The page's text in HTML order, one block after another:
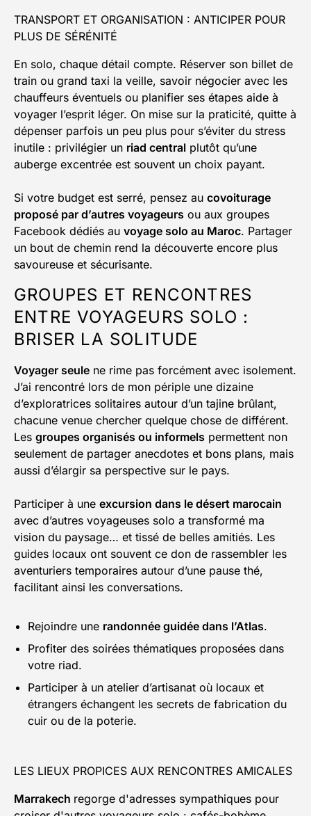
TRANSPORT ET ORGANISATION : ANTICIPER POUR
PLUS DE SÉRÉNITÉ
En solo, chaque détail compte. Réserver son billet de
train ou grand taxi la veille, savoir négocier avec les
chauffeurs éventuels ou planifier ses étapes aide à
voyager l’esprit léger. On mise sur la praticité, quitte à
dépenser parfois un peu plus pour s’éviter du stress
inutile : privilégier un riad central plutôt qu’une
auberge excentrée est souvent un choix payant.
Si votre budget est serré, pensez au covoiturage
proposé par d’autres voyageurs ou aux groupes
Facebook dédiés au voyage solo au Maroc. Partager
un bout de chemin rend la découverte encore plus
savoureuse et sécurisante.
GROUPES ET RENCONTRES
ENTRE VOYAGEURS SOLO :
BRISER LA SOLITUDE
Voyager seule ne rime pas forcément avec isolement.
J’ai rencontré lors de mon périple une dizaine
d’exploratrices solitaires autour d’un tajine brûlant,
chacune venue chercher quelque chose de différent.
Les groupes organisés ou informels permettent non
seulement de partager anecdotes et bons plans, mais
aussi d’élargir sa perspective sur le pays.
Participer à une excursion dans le désert marocain
avec d’autres voyageuses solo a transformé ma
vision du paysage… et tissé de belles amitiés. Les
guides locaux ont souvent ce don de rassembler les
aventuriers temporaires autour d’une pause thé,
facilitant ainsi les conversations.
Rejoindre une randonnée guidée dans l’Atlas.
Profiter des soirées thématiques proposées dans
votre riad.
Participer à un atelier d’artisanat où locaux et
étrangers échangent les secrets de fabrication du
cuir ou de la poterie.
LES LIEUX PROPICES AUX RENCONTRES AMICALES
Marrakech regorge d'adresses sympathiques pour